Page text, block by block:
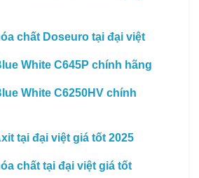
chất Doseuro tại đại việt
White C645P chính hãng
White C6250HV chính
tại đại việt giá tốt 2025
chất tại đại việt giá tốt